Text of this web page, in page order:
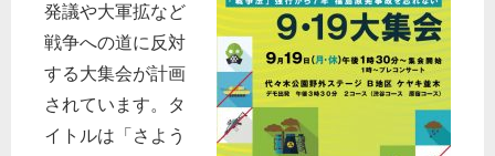
発議や大軍拡など
戦争への道に反対
する大集会が計画
されています。タ
イトルは「さよう